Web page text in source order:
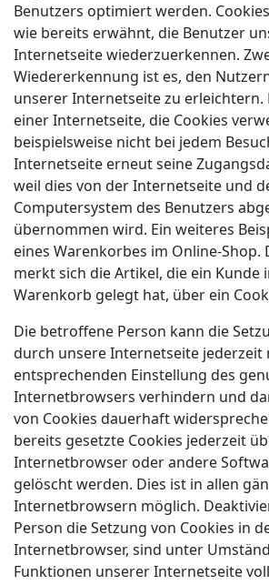
Benutzers optimiert werden.
wie bereits erwähnt, die Benutzer
Internetseite wiederzuerkennen.
Wiedererkennung ist es, den
unserer Internetseite zu erleichtern.
einer Internetseite, die Cookies
beispielsweise nicht bei jedem
Internetseite erneut seine
weil dies von der Internetseite und
Computersystem des Benutzers
übernommen wird. Ein weiteres
eines Warenkorbes im Online-Shop.
merkt sich die Artikel, die ein Kunde
Warenkorb gelegt hat, über ein
Die betroffene Person kann die
durch unsere Internetseite jederzeit
entsprechenden Einstellung des
Internetbrowsers verhindern und
von Cookies dauerhaft
bereits gesetzte Cookies jederzeit
Internetbrowser oder andere
gelöscht werden. Dies ist in allen
Internetbrowsern möglich.
Person die Setzung von Cookies in
Internetbrowser, sind unter
Funktionen unserer Internetseite